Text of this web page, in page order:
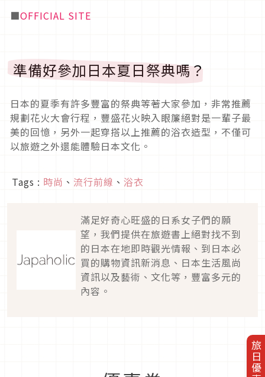
■OFFICIAL SITE
準備好參加日本夏日祭典嗎？
日本的夏季有許多豐富的祭典等著大家參加，非常推薦
規劃花火大會行程，豐盛花火映入眼簾絕對是一輩子最
美的回憶，另外一起穿搭以上推薦的浴衣造型，不僅可
以旅遊之外還能體驗日本文化。
Tags : 時尚 、 流行前線 、 浴衣
滿足好奇心旺盛的日系女子們的願
望，我們提供在旅遊書上絕對找不到
的日本在地即時觀光情報、到日本必
買的購物資訊新消息、日本生活風尚
資訊以及藝術、文化等，豐富多元的
內容。